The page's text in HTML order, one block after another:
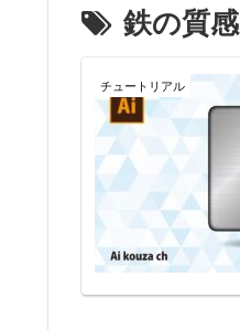
鉄の質感
チュートリアル